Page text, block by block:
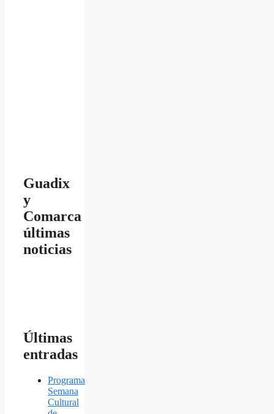
Guadix
y
Comarca
últimas
noticias
Últimas
entradas
Programa
Semana
Cultural